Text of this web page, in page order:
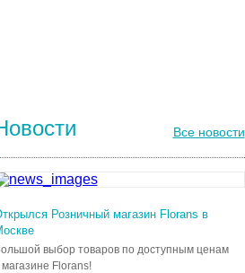
Все новости
Розничный магазин Florans в
выбор товаров по доступным ценам
магазине Florans!